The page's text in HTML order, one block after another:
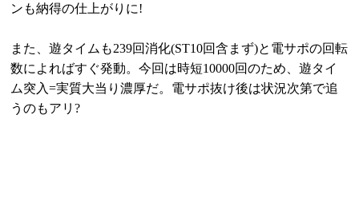
ンも納得の仕上がりに!
また、遊タイムも239回消化(ST10回含まず)と電サポの回転
数によればすぐ発動。今回は時短10000回のため、遊タイ
ム突入=実質大当り濃厚だ。電サポ抜け後は状況次第で追
うのもアリ?